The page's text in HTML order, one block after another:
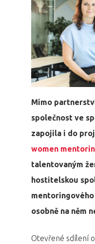
Mimo
společnost ve
zapojila i do
women
talentovaným
hostitelskou
osobně na něm
Otevřené sdílení